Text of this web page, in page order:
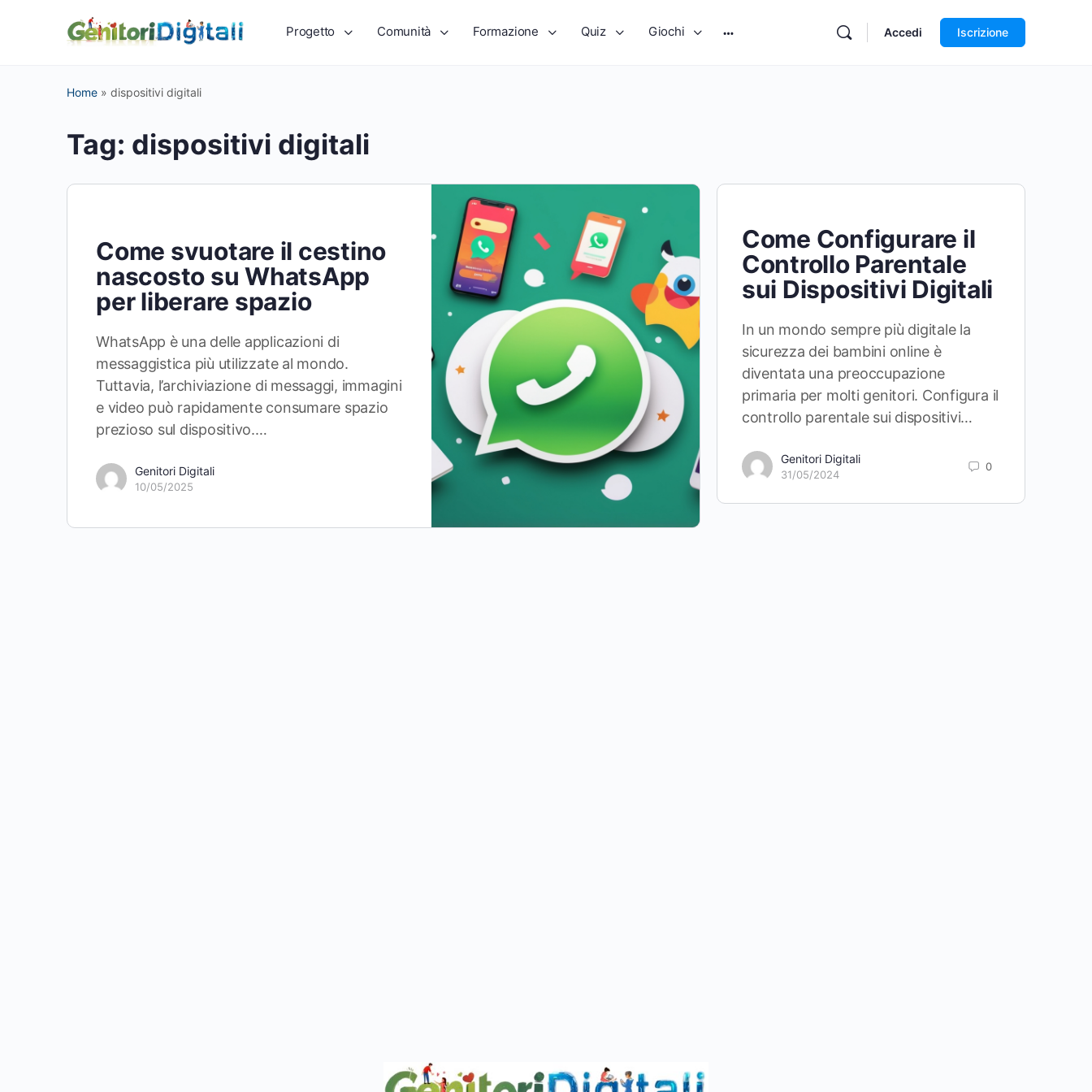
Progetto Comunità Formazione Quiz Giochi Accedi Iscrizione
Home » dispositivi digitali
Tag: dispositivi digitali
Come svuotare il cestino
nascosto su WhatsApp
per liberare spazio
WhatsApp è una delle applicazioni di
messaggistica più utilizzate al mondo.
Tuttavia, l’archiviazione di messaggi, immagini
e video può rapidamente consumare spazio
prezioso sul dispositivo.…
Genitori Digitali
10/05/2025
Come Configurare il
Controllo Parentale
sui Dispositivi Digitali
In un mondo sempre più digitale la
sicurezza dei bambini online è
diventata una preoccupazione
primaria per molti genitori. Configura il
controllo parentale sui dispositivi…
Genitori Digitali
31/05/2024
0